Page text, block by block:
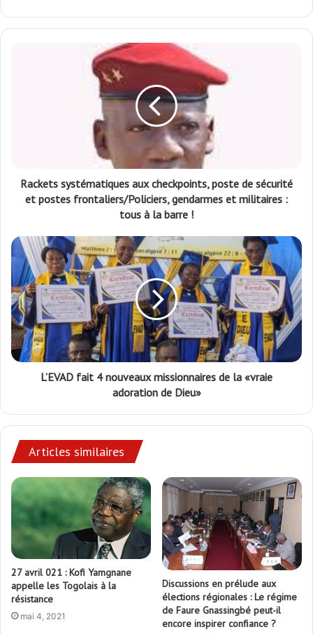
Rackets systématiques aux checkpoints, poste de sécurité
et postes frontaliers/Policiers, gendarmes et militaires :
tous à la barre !
L’EVAD fait 4 nouveaux missionnaires de la «vraie
adoration de Dieu»
Articles similaires
27 avril 021 : Kofi Yamgnane
appelle les Togolais à la
résistance
mai 4, 2021
Discussions en prélude aux
élections régionales : Le régime
de Faure Gnassingbé peut-il
encore inspirer confiance ?